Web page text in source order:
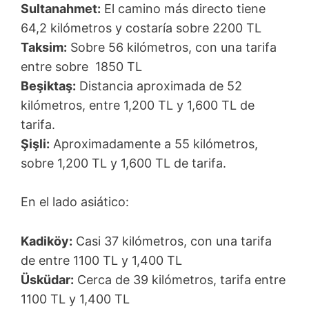
Sultanahmet: El camino más directo tiene
64,2 kilómetros y costaría sobre 2200 TL
Taksim: Sobre 56 kilómetros, con una tarifa
entre sobre 1850 TL
Beşiktaş: Distancia aproximada de 52
kilómetros, entre 1,200 TL y 1,600 TL de
tarifa.
Şişli: Aproximadamente a 55 kilómetros,
sobre 1,200 TL y 1,600 TL de tarifa.
En el lado asiático:
Kadiköy: Casi 37 kilómetros, con una tarifa
de entre 1100 TL y 1,400 TL
Üsküdar: Cerca de 39 kilómetros, tarifa entre
1100 TL y 1,400 TL